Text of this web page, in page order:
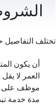
تختلف التفاصيل
أن يكون
العمر لا يقل عن
موظف على
مدة خدمة